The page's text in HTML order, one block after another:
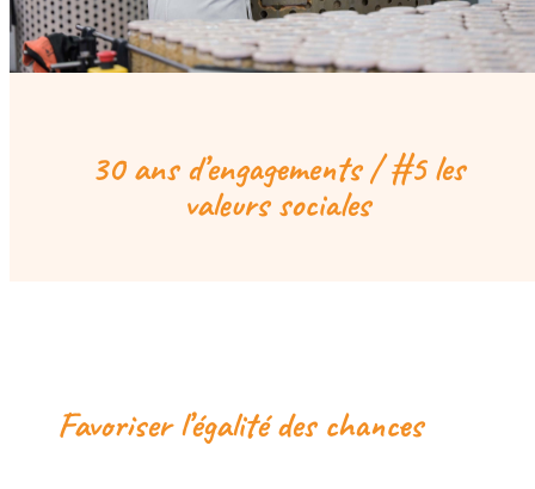
30 ans d’engagements / #5 les
valeurs sociales
Favoriser l’égalité des chances